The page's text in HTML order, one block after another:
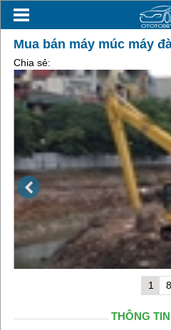
Mua bán máy múc máy
Chia sẻ:
1 8
THÔNG